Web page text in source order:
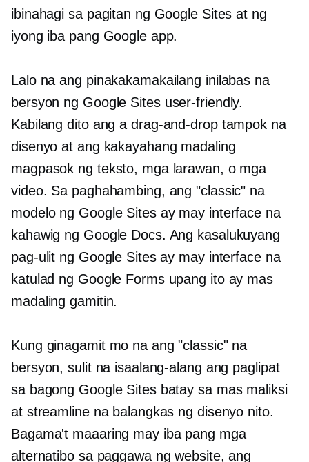
ibinahagi sa pagitan ng Google Sites at ng
iyong iba pang Google app.
Lalo na ang pinakakamakailang inilabas na
bersyon ng Google Sites user-friendly.
Kabilang dito ang a drag-and-droptampok na
disenyo at ang kakayahang madaling
magpasok ng teksto, mga larawan, o mga
video. Sa paghahambing, ang "classic" na
modelo ng Google Sites ay may interface na
kahawig ng Google Docs. Ang kasalukuyang
pag-ulit ng Google Sites ay may interface na
katulad ng Google Forms upang ito ay mas
madaling gamitin.
Kung ginagamit mo na ang "classic" na
bersyon, sulit na isaalang-alang ang paglipat
sa bagong Google Sites batay sa mas maliksi
at streamline na balangkas ng disenyo nito.
Bagama't maaaring may iba pang mga
alternatibo sa paggawa ng website, ang